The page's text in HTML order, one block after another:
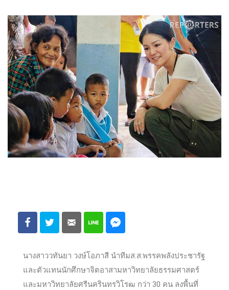
นางสาววทันยา วงษ์โอภาสี นำทีมส.ส.พรรคพลังประชารัฐ
และตัวแทนนักศึกษาจิตอาสามหาวิทยาลัยธรรมศาสตร์
และมหาวิทยาลัยศรีนครินทรวิโรฒ กว่า 30 คน ลงพื้นที่